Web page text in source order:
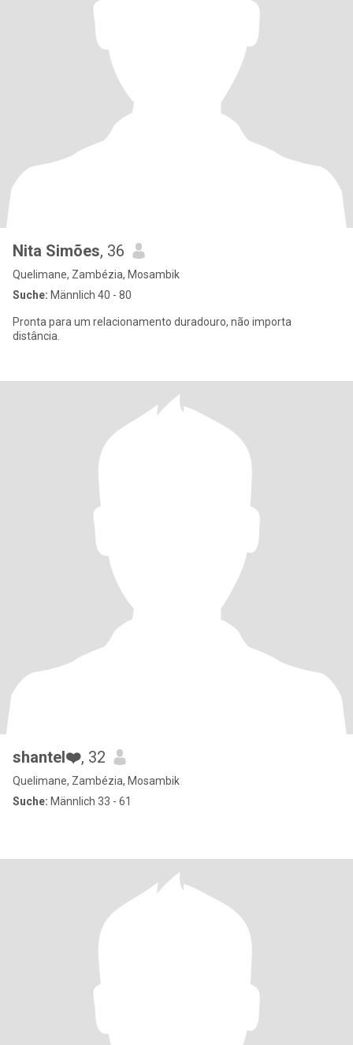
Nita Simões, 36
Quelimane, Zambézia, Mosambik
Suche: Männlich 40 - 80
Pronta para um relacionamento duradouro, não importa
distância.
shantel❤️, 32
Quelimane, Zambézia, Mosambik
Suche: Männlich 33 - 61